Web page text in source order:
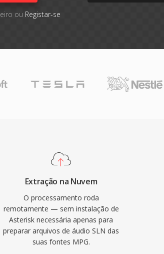
ou Registar-se
Extração na Nuvem
O processamento roda
remotamente — sem instalação de
Asterisk necessária apenas para
preparar arquivos de áudio SLN das
suas fontes MPG.